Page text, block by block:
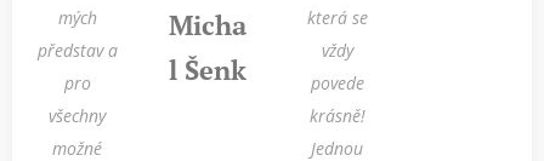
mých
představ a
pro
všechny
možné
Micha
l Šenk
která se
vždy
povede
krásně!
Jednou